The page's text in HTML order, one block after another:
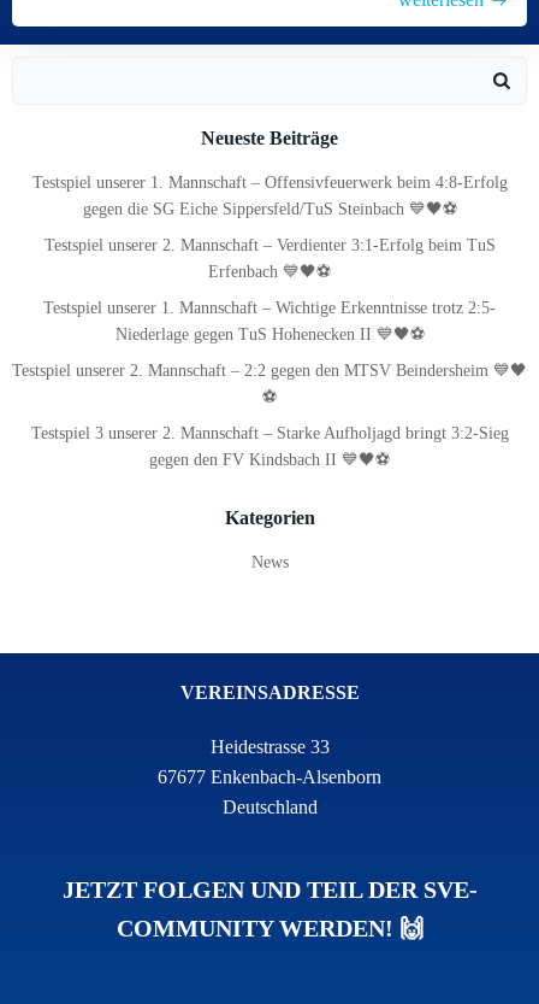
Neueste Beiträge
Testspiel unserer 1. Mannschaft – Offensivfeuerwerk beim 4:8-Erfolg
gegen die SG Eiche Sippersfeld/TuS Steinbach 💙🖤⚽
Testspiel unserer 2. Mannschaft – Verdienter 3:1-Erfolg beim TuS
Erfenbach 💙🖤⚽
Testspiel unserer 1. Mannschaft – Wichtige Erkenntnisse trotz 2:5-
Niederlage gegen TuS Hohenecken II 💙🖤⚽
Testspiel unserer 2. Mannschaft – 2:2 gegen den MTSV Beindersheim 💙🖤
⚽
Testspiel 3 unserer 2. Mannschaft – Starke Aufholjagd bringt 3:2-Sieg
gegen den FV Kindsbach II 💙🖤⚽
Kategorien
News
VEREINSADRESSE
Heidestrasse 33
67677 Enkenbach-Alsenborn
Deutschland
JETZT FOLGEN UND TEIL DER SVE-
COMMUNITY WERDEN! 🙌